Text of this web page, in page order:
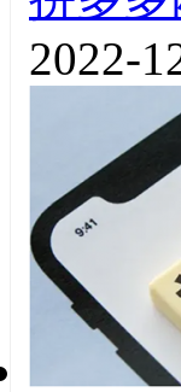
2022-